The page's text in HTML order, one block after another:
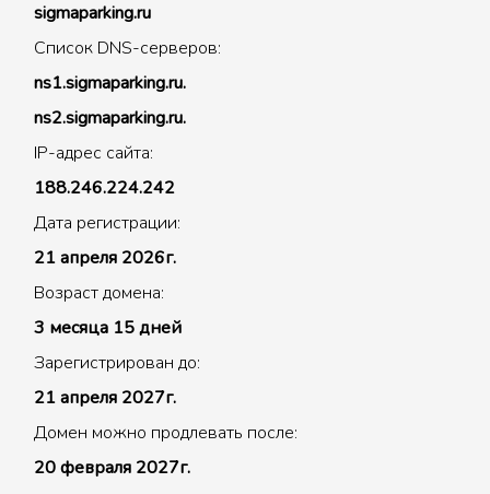
sigmaparking.ru
Список DNS-серверов:
ns1.sigmaparking.ru.
ns2.sigmaparking.ru.
IP-адрес сайта:
188.246.224.242
Дата регистрации:
21 апреля 2026г.
Возраст домена:
3 месяца 15 дней
Зарегистрирован до:
21 апреля 2027г.
Домен можно продлевать после:
20 февраля 2027г.